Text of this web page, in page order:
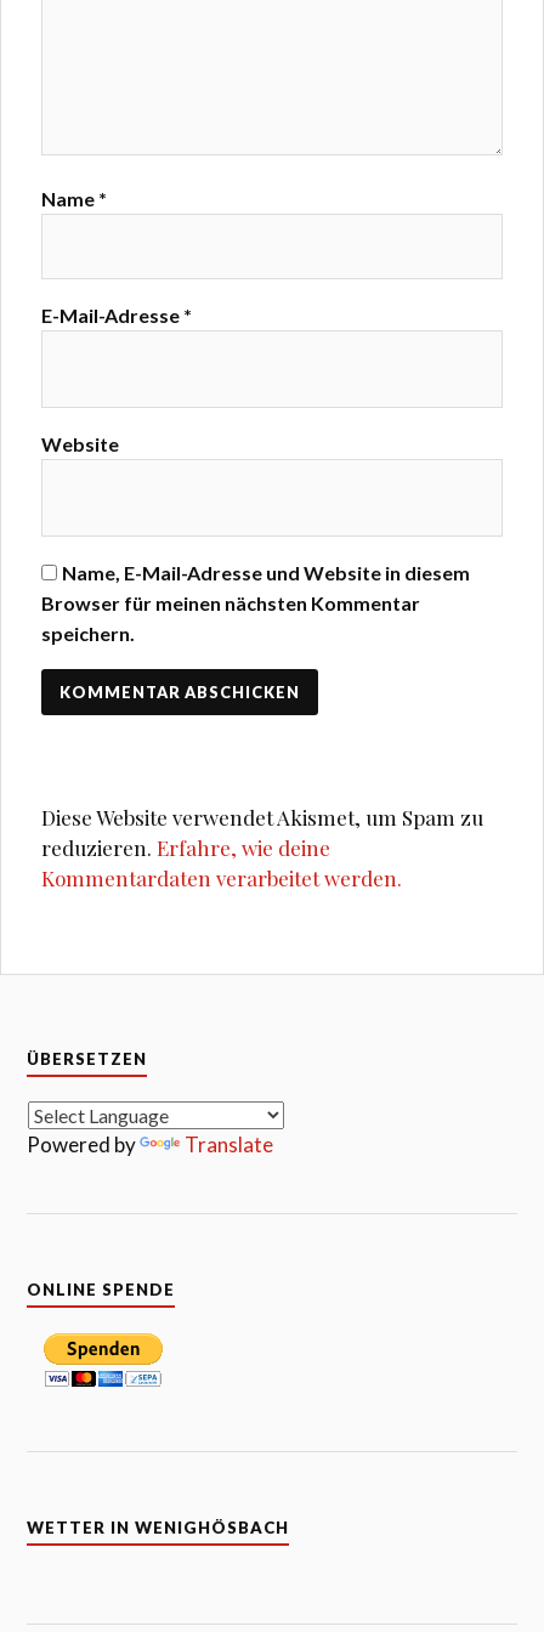
Name *
E-Mail-Adresse *
Website
Name, E-Mail-Adresse und Website in diesem
Browser für meinen nächsten Kommentar
speichern.
Diese Website verwendet Akismet, um Spam zu
reduzieren.Erfahre, wie deine
Kommentardaten verarbeitet werden.
ÜBERSETZEN
Powered by Translate
ONLINE SPENDE
WETTER IN WENIGHÖSBACH